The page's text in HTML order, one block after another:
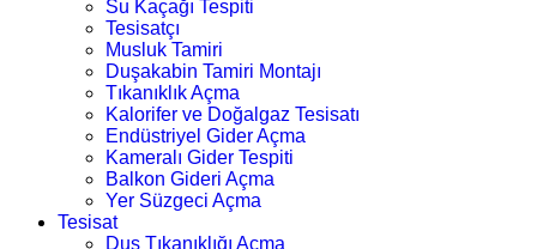
Su Kaçağı Tespiti
Tesisatçı
Musluk Tamiri
Duşakabin Tamiri Montajı
Tıkanıklık Açma
Kalorifer ve Doğalgaz Tesisatı
Endüstriyel Gider Açma
Kameralı Gider Tespiti
Balkon Gideri Açma
Yer Süzgeci Açma
Tesisat
Duş Tıkanıklığı Açma